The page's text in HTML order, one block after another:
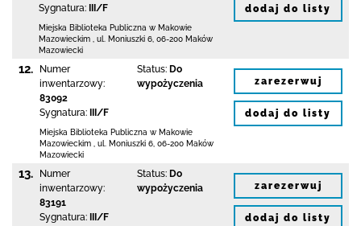
Sygnatura:
III/F
Miejska Biblioteka Publiczna w Makowie
Mazowieckim
ul. Moniuszki 6 06-200 Maków
Mazowiecki
dodaj do listy
12.
Numer
inwentarzowy:
83092
Sygnatura:
III/F
Status: Do
wypożyczenia
Miejska Biblioteka Publiczna w Makowie
Mazowieckim
ul. Moniuszki 6 06-200 Maków
Mazowiecki
zarezerwuj
dodaj do listy
13.
Numer
inwentarzowy:
83191
Sygnatura:
III/F
Status: Do
wypożyczenia
zarezerwuj
dodaj do listy